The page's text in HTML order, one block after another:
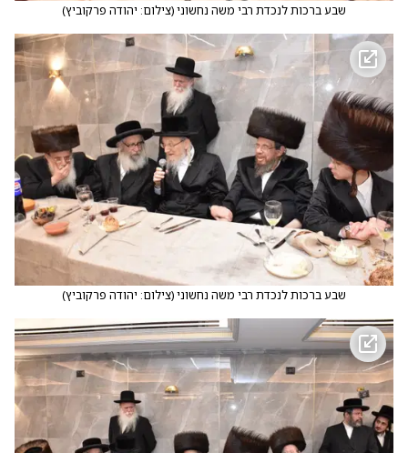
שבע ברכות לנכדת רבי משה נחשוני(צילום: יהודה פרקוביץ)
שבע ברכות לנכדת רבי משה נחשוני(צילום: יהודה פרקוביץ)